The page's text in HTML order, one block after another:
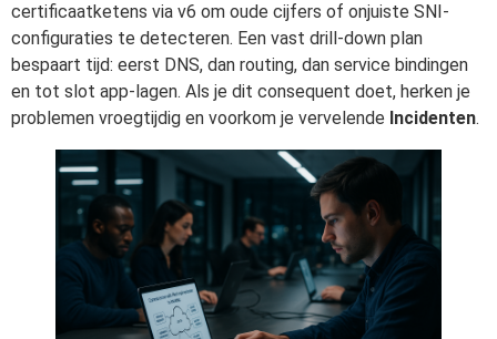
certificaatketens via v6 om oude cijfers of onjuiste SNI-
configuraties te detecteren. Een vast drill-down plan
bespaart tijd: eerst DNS, dan routing, dan service bindingen
en tot slot app-lagen. Als je dit consequent doet, herken je
problemen vroegtijdig en voorkom je vervelende Incidenten.